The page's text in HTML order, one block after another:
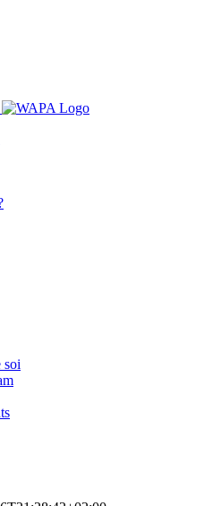
soi